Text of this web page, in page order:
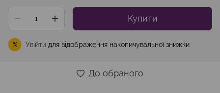
Купити
% Увійти для відображення накопичувальної знижки
До обраного